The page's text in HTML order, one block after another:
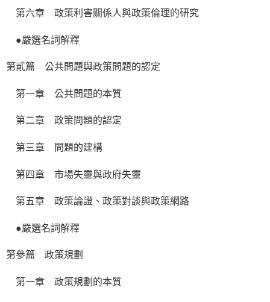
第六章 政策利害關係人與政策倫理的研究
●嚴選名詞解釋
第貳篇 公共問題與政策問題的認定
第一章 公共問題的本質
第二章 政策問題的認定
第三章 問題的建構
第四章 市場失靈與政府失靈
第五章 政策論證、政策對談與政策網路
●嚴選名詞解釋
第參篇 政策規劃
第一章 政策規劃的本質